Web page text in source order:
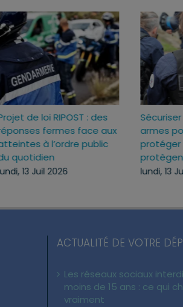
Projet de loi RIPOST : des
réponses fermes face aux
atteintes à l’ordre public
du quotidien
lundi, 13 Juil 2026
armes
protéger
lundi, 13
ACTUALITÉ DE VOTRE
Les réseaux sociaux
moins de 15 ans : ce qui
vraiment